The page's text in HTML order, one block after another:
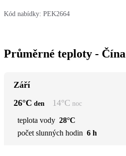
Kód nabídky: PEK2664
Průměrné teploty - Čína
Září
26°C den 14°C noc
teplota vody 28°C
počet slunných hodin 6 h